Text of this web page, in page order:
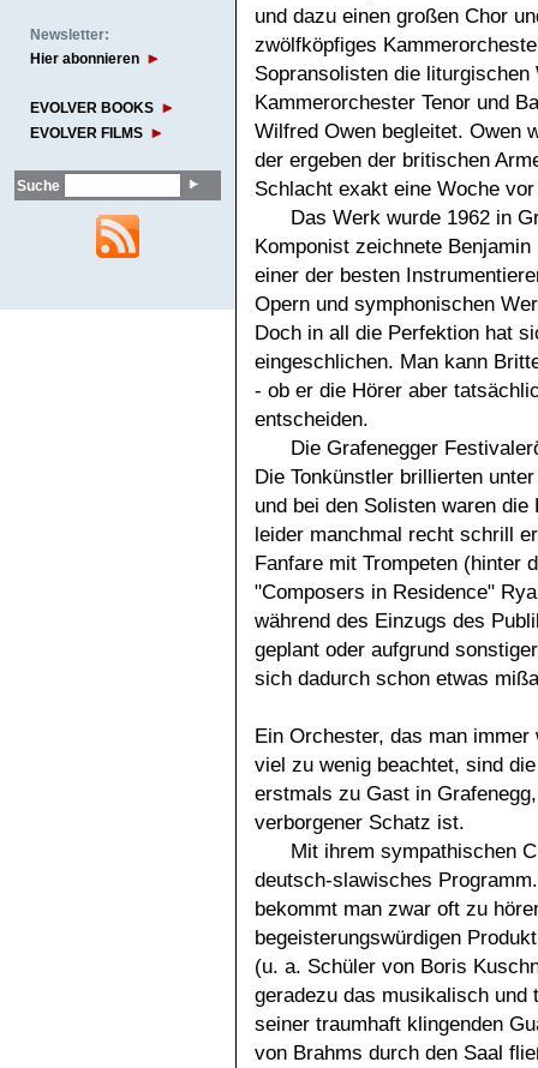
Newsletter:
Hier abonnieren
EVOLVER BOOKS
EVOLVER FILMS
Suche
und dazu einen großen Chor
zwölfköpfiges
Sopransolisten die
Kammerorchester Tenor und
Wilfred Owen begleitet. Owen
der ergeben der britischen
Schlacht exakt eine Woche
Das Werk wurde 1962 in
Komponist zeichnete
einer der besten
Opern und symphonischen
Doch in all die Perfektion hat
eingeschlichen. Man kann
- ob er die Hörer aber
entscheiden.
Die Grafenegger
Die Tonkünstler brillierten
und bei den Solisten waren
leider manchmal recht schrill
Fanfare mit Trompeten (hinter
"Composers in Residence"
während des Einzugs des
geplant oder aufgrund
sich dadurch schon etwas
Ein Orchester, das man
viel zu wenig beachtet, sind
erstmals zu Gast in
verborgener Schatz ist.
Mit ihrem sympathischen
deutsch-slawisches
bekommt man zwar oft zu
begeisterungswürdigen
(u. a. Schüler von Boris
geradezu das musikalisch
seiner traumhaft klingenden
von Brahms durch den Saal